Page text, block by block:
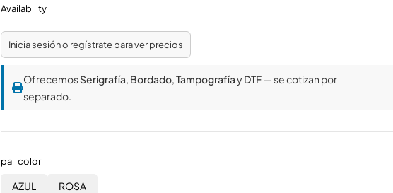
Availability
Inicia sesión o regístrate para ver precios
OfrecemosSerigrafía, Bordado,TampografíayDTF— se cotizan por
separado.
pa_color
AZUL ROSA